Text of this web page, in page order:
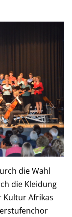
die Wahl
die Kleidung
Kultur Afrikas